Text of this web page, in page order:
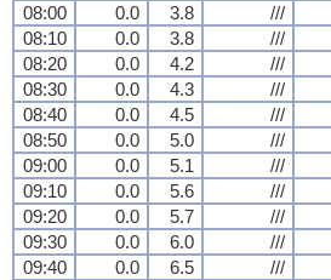
08:00
0.0 3.8 ///
08:10
0.0 3.8 ///
08:20
0.0 4.2 ///
08:30
0.0 4.3 ///
08:40
0.0 4.5 ///
08:50
0.0 5.0 ///
09:00
0.0 5.1 ///
09:10
0.0 5.6 ///
09:20
0.0 5.7 ///
09:30
0.0 6.0 ///
09:40
0.0 6.5 ///